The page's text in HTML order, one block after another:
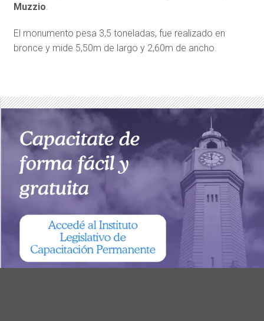
Muzzio.
El monumento pesa 3,5 toneladas, fue realizado en
bronce y mide 5,50m de largo y 2,60m de ancho.